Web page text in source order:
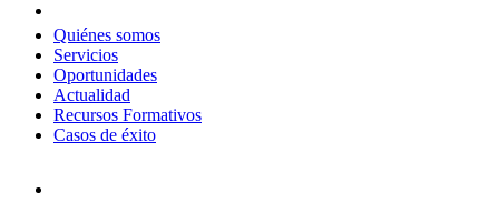
Quiénes somos
Servicios
Oportunidades
Actualidad
Recursos Formativos
Casos de éxito